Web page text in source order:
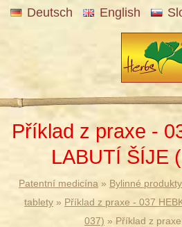
Deutsch English
Příklad z praxe -
LABUTÍ ŠÍJE
Patentní medicína » Bylinné produkty
tablety » Příklad z praxe - 037
037) » Příklad z